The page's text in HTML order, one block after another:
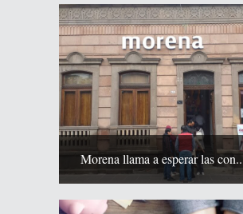
Morena llama a esperar las